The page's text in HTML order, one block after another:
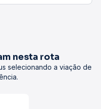
nesta rota
selecionando a viação de